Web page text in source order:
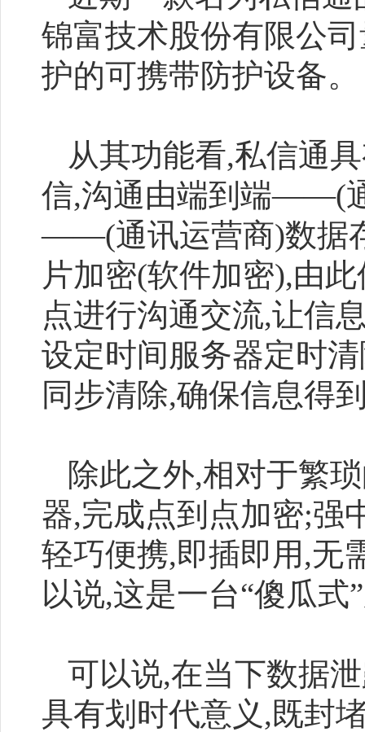
锦富技术股份有限公
护的可携带防护设备。
从其功能看,私信通
信,沟通由端到端——(
——(通讯运营商)数据
片加密(软件加密),由
点进行沟通交流,让信
设定时间服务器定时
同步清除,确保信息得
除此之外,相对于繁
器,完成点到点加密;强
轻巧便携,即插即用,无
以说,这是一台“傻瓜式
可以说,在当下数据
具有划时代意义,既封